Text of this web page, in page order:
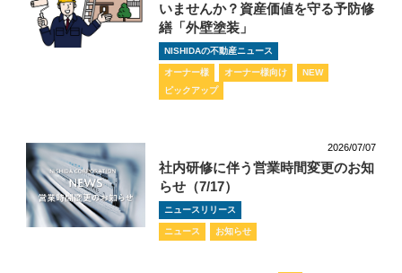
いませんか？資産価値を守る予防修
繕「外壁塗装」
NISHIDAの不動産ニュース
オーナー様 オーナー様向け
NEW
ピックアップ
2026/07/07
社内研修に伴う営業時間変更のお知
らせ（7/17）
ニュースリリース
ニュース お知らせ